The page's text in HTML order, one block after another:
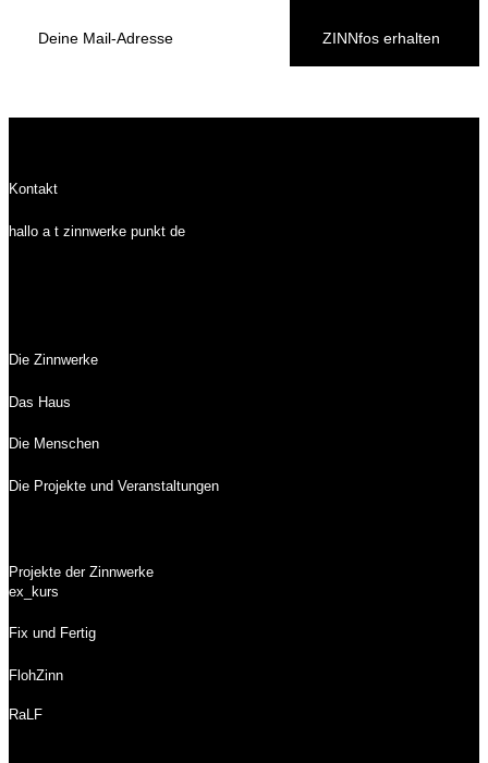
ZINNfos erhalten
Kontakt
hallo a t zinnwerke punkt de
Die Zinnwerke
Das Haus
Die Menschen
Die Projekte und Veranstaltungen
Projekte der Zinnwerke
ex_kurs
Fix und Fertig
FlohZinn
RaLF